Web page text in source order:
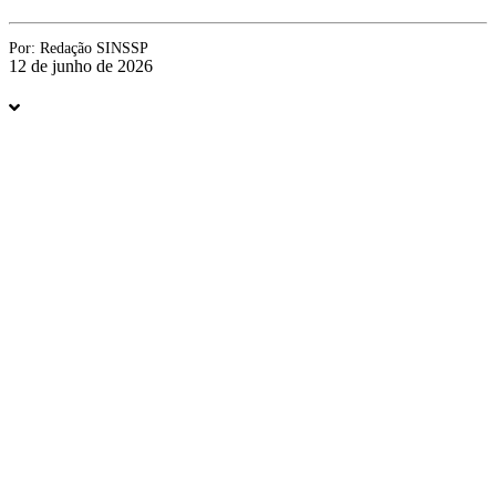
Por: Redação SINSSP
12 de junho de 2026